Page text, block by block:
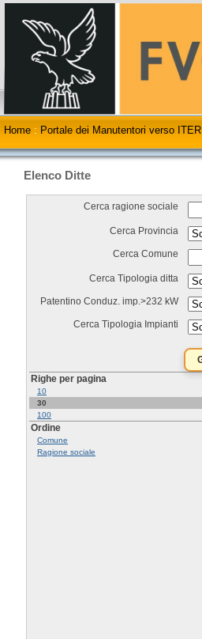
Home : Portale dei Manutentori verso ITER
Elenco Ditte
Cerca ragione sociale
Cerca Provincia
Cerca Comune
Cerca Tipologia ditta
Patentino Conduz. imp.>232 kW
Cerca Tipologia Impianti
Righe per pagina
10
30
100
Ordine
Comune
Ragione sociale